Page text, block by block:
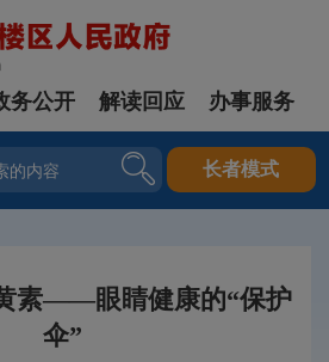
务公开 解读回应 办事服务
长者模式
素——眼睛健康的“保护
伞”